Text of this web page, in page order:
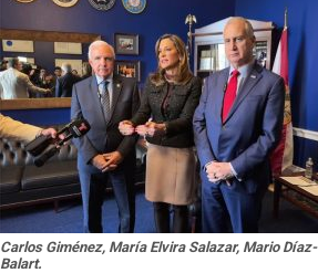
Carlos Giménez, María Elvira Salazar, Mario Díaz-
Balart.